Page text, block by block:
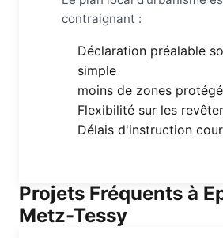
contraignant :
Déclaration préalable
simple
moins de zones
Flexibilité sur les
Délais d'instruction
Projets Fréquents à
Metz-Tessy